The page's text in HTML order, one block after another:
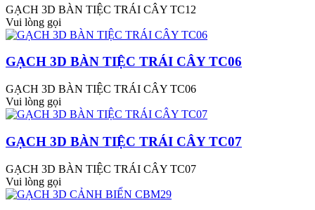
GẠCH 3D BÀN TIỆC TRÁI CÂY TC12
Vui lòng gọi
GẠCH 3D BÀN TIỆC TRÁI CÂY TC06
GẠCH 3D BÀN TIỆC TRÁI CÂY TC06
Vui lòng gọi
GẠCH 3D BÀN TIỆC TRÁI CÂY TC07
GẠCH 3D BÀN TIỆC TRÁI CÂY TC07
Vui lòng gọi